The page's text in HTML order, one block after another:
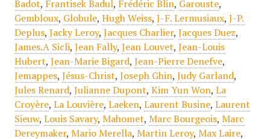
Badot, Frantisek Badul, Frédéric Blin, Garouste,
Gembloux, Globule, Hugh Weiss, J-F. Lermusiaux, J-P.
Deplus, Jacky Leroy, Jacques Charlier, Jacques Duez,
James.A Sicli, Jean Fally, Jean Louvet, Jean-Louis
Hubert, Jean-Marie Bigard, Jean-Pierre Denefve,
Jemappes, Jésus-Christ, Joseph Ghin, Judy Garland,
Jules Renard, Julianne Dupont, Kim Yun Won, La
Croyère, La Louvière, Laeken, Laurent Busine, Laurent
Sieuw, Louis Savary, Mahomet, Marc Bourgeois, Marc
Dereymaker, Mario Merella, Martin Leroy, Max Laire,